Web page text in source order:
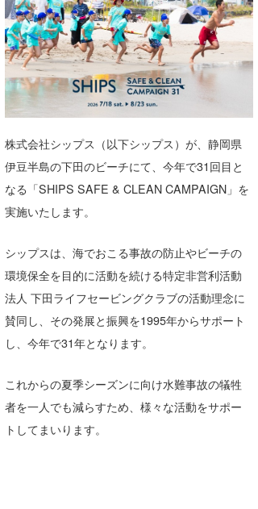
ニュース
サーフィンエリアガイド
会員メニュー
今月のプレゼント
株式会社シップス（以下シップス）が、静岡県
伊豆半島の下田のビーチにて、今年で31回目と
なる「SHIPS SAFE & CLEAN CAMPAIGN」を
実施いたします。
シップスは、海でおこる事故の防止やビーチの
環境保全を目的に活動を続ける特定非営利活動
法人 下田ライフセービングクラブの活動理念に
賛同し、その発展と振興を1995年からサポート
し、今年で31年となります。
これからの夏季シーズンに向け水難事故の犠牲
者を一人でも減らすため、様々な活動をサポー
トしてまいります。
トラベル
ショップ情報
ショップ情報
千葉北
伊豆
千葉南
四国
沖縄
ウラナミ
その他
ルール＆How to
VOTE!